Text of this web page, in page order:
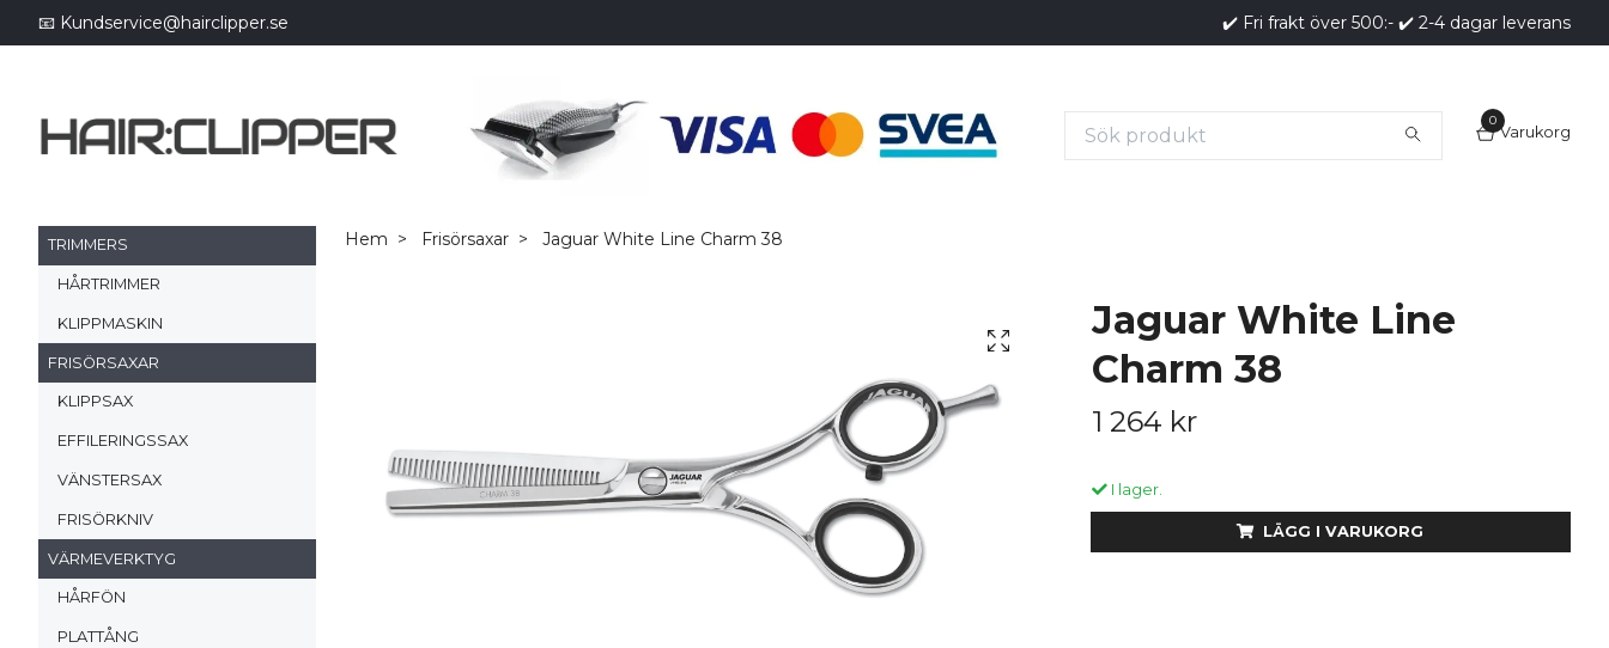
📧 Kundservice@hairclipper.se ✔️ Fri frakt över 500:- ✔️ 2-4 dagar leverans
0
Varukorg
TRIMMERS
HÅRTRIMMER
KLIPPMASKIN
FRISÖRSAXAR
KLIPPSAX
EFFILERINGSSAX
VÄNSTERSAX
FRISÖRKNIV
VÄRMEVERKTYG
HÅRFÖN
PLATTÅNG
Hem Frisörsaxar Jaguar White Line Charm 38
Jaguar White Line
Charm 38
1 264 kr
I lager.
LÄGG I VARUKORG